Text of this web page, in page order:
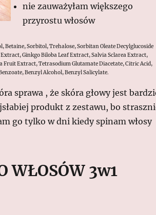
nie zauważyłam większego
przyrostu włosów
Betaine, Sorbitol, Trehalose, Sorbitan Oleate Decylglucoside
Ginkgo Biloba Leaf Extract, Salvia Sclarea Extract,
Extract, Tetrasodium Glutamate Diacetate, Citric Acid,
Benzyl Alcohol, Benzyl Salicylate.
sprawa , że skóra głowy jest
produkt z zestawu, bo
go tylko w dni kiedy spinam włosy
WŁOSÓW 3w1